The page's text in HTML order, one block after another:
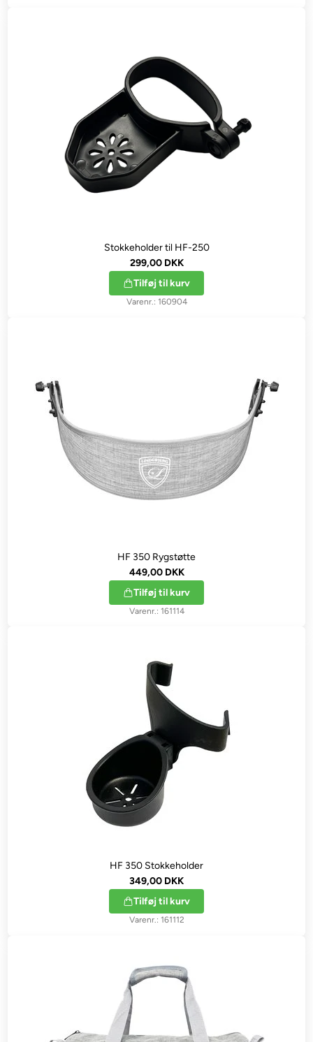
Stokkeholder til HF-250
299,00 DKK
Tilføj til kurv
160904
HF 350 Rygstøtte
449,00 DKK
Tilføj til kurv
161114
HF 350 Stokkeholder
349,00 DKK
Tilføj til kurv
161112